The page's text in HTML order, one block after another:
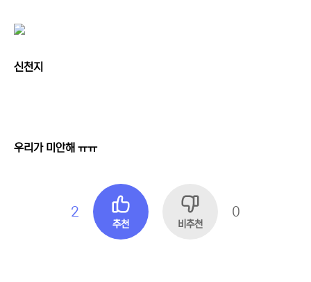
신천지
우리가 미안해 ㅠㅠ
2
추천 비추천
0